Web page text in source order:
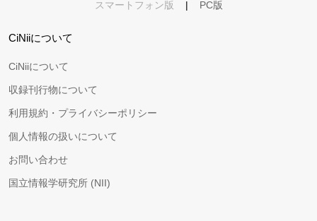
スマートフォン版 | PC版
CiNiiについて
CiNiiについて
収録刊行物について
利用規約・プライバシーポリシー
個人情報の扱いについて
お問い合わせ
国立情報学研究所 (NII)